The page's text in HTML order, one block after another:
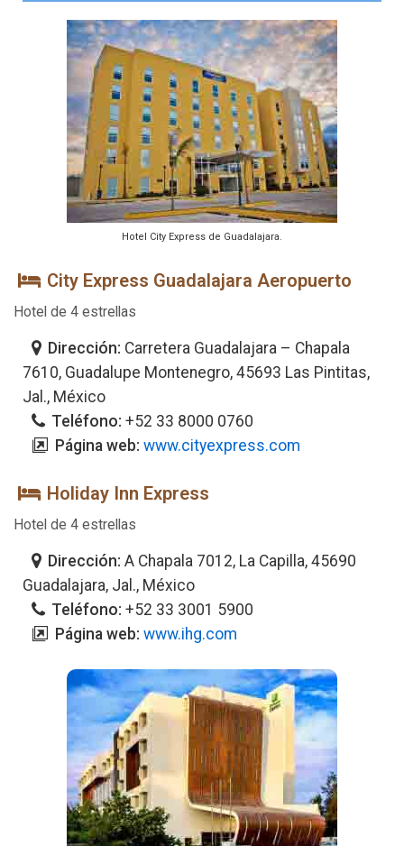
Hotel City Express de Guadalajara.
City Express Guadalajara Aeropuerto
Hotel de 4 estrellas
Dirección: Carretera Guadalajara – Chapala
7610, Guadalupe Montenegro, 45693 Las Pintitas,
Jal., México
Teléfono: +52 33 8000 0760
Página web: www.cityexpress.com
Holiday Inn Express
Hotel de 4 estrellas
Dirección: A Chapala 7012, La Capilla, 45690
Guadalajara, Jal., México
Teléfono: +52 33 3001 5900
Página web: www.ihg.com